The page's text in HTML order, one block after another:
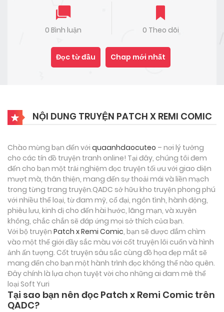
0 Bình luận 0 Theo dõi
Đọc từ đầu Chap mới nhất
NỘI DUNG TRUYỆN PATCH X REMI COMIC
Chào mừng bạn đến với quaanhdaocuteo – nơi lý tưởng
cho các tín đồ truyện tranh online! Tại đây, chúng tôi đem
đến cho bạn một trải nghiệm đọc truyện tối ưu với giao diện
mượt mà, thân thiện, mang đến sự thoải mái và liền mạch
trong từng trang truyện.QADC sở hữu kho truyện phong phú
với nhiều thể loại, từ đam mỹ, cổ đại, ngôn tình, hành động,
phiêu lưu, kinh dị cho đến hài hước, lãng mạn, và xuyên
không, chắc chắn sẽ đáp ứng mọi sở thích của bạn.
Với bộ truyện Patch x Remi Comic, bạn sẽ được đắm chìm
vào một thế giới đầy sắc màu với cốt truyện lôi cuốn và hình
ảnh ấn tượng. Cốt truyện sâu sắc cùng đồ họa đẹp mắt sẽ
mang đến cho bạn một hành trình đọc không thể nào quên.
Đây chính là lựa chọn tuyệt vời cho những ai đam mê thể
loại Soft Yuri
Tại sao bạn nên đọc Patch x Remi Comic trên
QADC?